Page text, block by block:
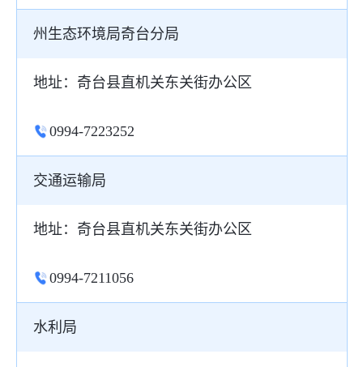
州生态环境局奇台分局
地址：奇台县直机关东关街办公区
0994-7223252
交通运输局
地址：奇台县直机关东关街办公区
0994-7211056
水利局